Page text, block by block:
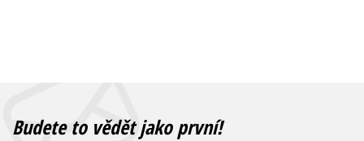
Budete to vědět jako první!